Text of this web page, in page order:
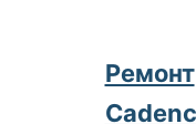
Ремонт